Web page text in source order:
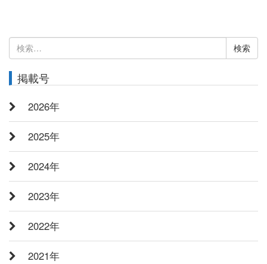
検
索:
掲載号
2026年
2025年
2024年
2023年
2022年
2021年